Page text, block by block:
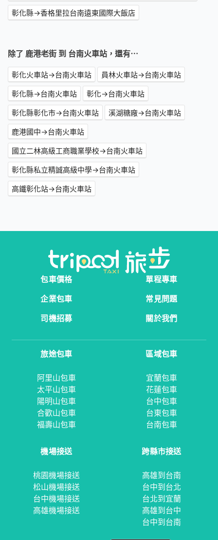
彰化縣→香格里拉台南遠東國際大飯店
除了 鹿港老街 到 台南火車站，還有⋯
彰化火車站→台南火車站
員林火車站→台南火車站
彰化縣→台南火車站
彰化→台南火車站
彰化縣彰化市→台南火車站
溪湖糖廠→台南火車站
鹿港國中→台南火車站
國立二林高級工商職業學校→台南火車站
彰化縣私立精誠高級中學→台南火車站
高鐵彰化站→台南火車站
包車價格
單程專車
企業包車
常見問題
司機招募
關於我們
旅途包車
阿里山包車
太平山包車
陽明山包車
合歡山包車
福壽山包車
區域包車
宜蘭包車
花蓮包車
台中包車
台東包車
台南包車
機場接送
桃園機場接送
松山機場接送
台中機場接送
高雄機場接送
跨縣市接送
高雄到台南
台中到台北
台北到宜蘭
高雄到台中
台中到台南